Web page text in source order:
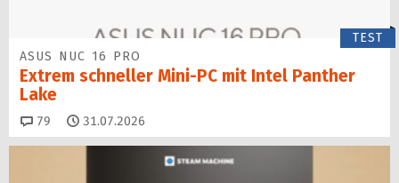
TEST
ASUS NUC 16 PRO
Extrem schneller Mini-PC mit Intel Panther
Lake
79 Kommentare
31.07.2026